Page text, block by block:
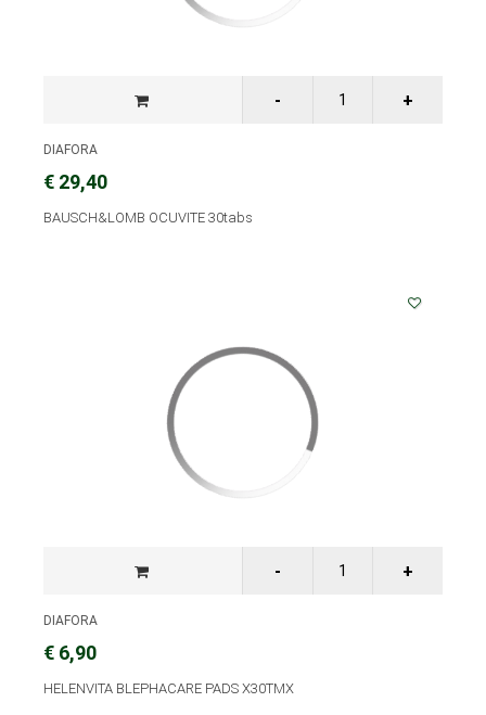
DIAFORA
€ 29,40
BAUSCH&LOMB OCUVITE 30tabs
DIAFORA
€ 6,90
HELENVITA BLEPHACARE PADS X30ΤΜΧ